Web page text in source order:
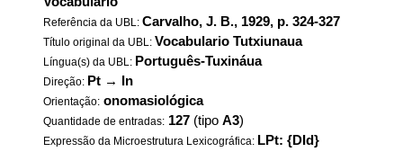
Referência da UBL:Carvalho, J. B., 1929, p. 324-327
Título original da UBL: Vocabulario Tutxiunaua
Língua(s) da UBL: Português-Tuxináua
Direção: Pt → In
Orientação: onomasiológica
Quantidade de entradas: 127 (tipoA3)
Expressão da Microestrutura Lexicográfica: LPt: {DId}